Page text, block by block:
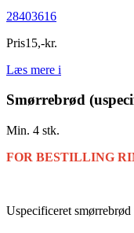
28403616
Pris15,-kr.
Læs mere i
Smørrebrød
Min. 4 stk.
FOR BESTILLING
Uspecificeret